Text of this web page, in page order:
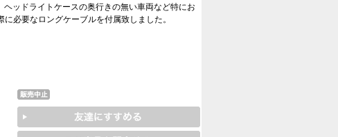
ッドライトケースの奥行きの無い車両など特にお
必要なロングケーブルを付属致しました。